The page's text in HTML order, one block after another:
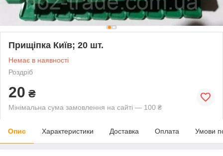
Прищіпка Київ; 20 шт.
Немає в наявності
Роздріб
20 ₴
Мінімальна сума замовлення на сайті — 100 ₴
Опис Характеристики Доставка Оплата Умови